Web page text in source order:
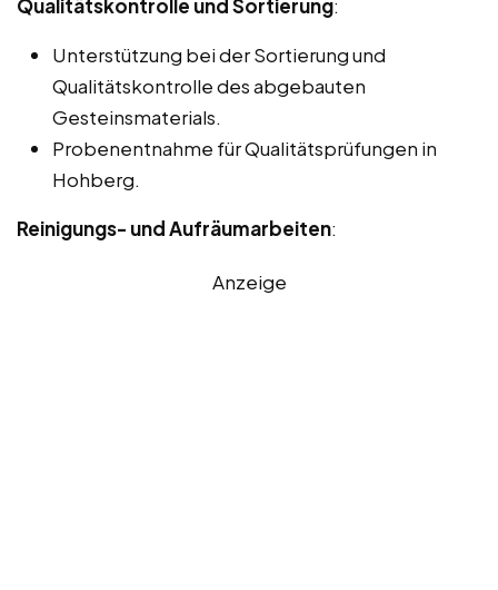
Qualitätskontrolle und Sortierung:
Unterstützung bei der Sortierung und
Qualitätskontrolle des abgebauten
Gesteinsmaterials.
Probenentnahme für Qualitätsprüfungen in
Hohberg.
Reinigungs- und Aufräumarbeiten:
Anzeige